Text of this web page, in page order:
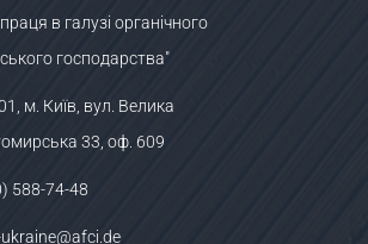
в галузі органічного
господарства"
м. Київ, вул. Велика
33, оф. 609
588-74-48